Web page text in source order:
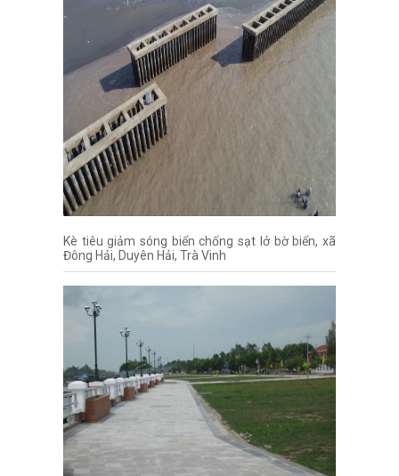
Kè tiêu giảm sóng biển chống sạt lở bờ biển, xã
Đông Hải, Duyên Hải, Trà Vinh